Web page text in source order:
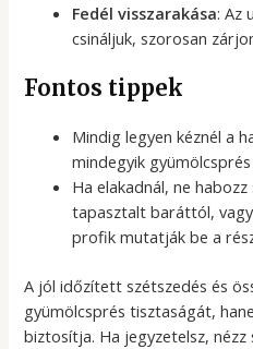
Fedél visszarakása: Az
csináljuk, szorosan
Fontos tippek
Mindig legyen kéznél a
mindegyik
Ha elakadnál, ne
tapasztalt baráttól,
profik mutatják be a
A jól időzített szétszedés és
gyümölcsprés tisztaságát,
biztosítja. Ha jegyzetelsz,